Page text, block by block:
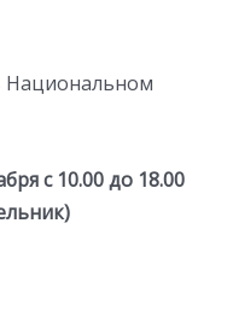
Национальном
с 10.00 до 18.00